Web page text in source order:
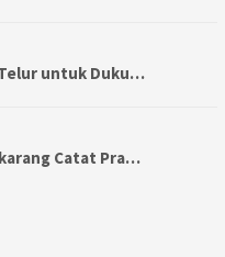
untuk Duku…
Catat Pra…